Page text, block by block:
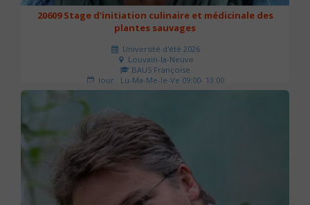
20609 Stage d'initiation culinaire et médicinale des
plantes sauvages
Université d'été 2026
Louvain-la-Neuve
BAUS Françoise
Jour : Lu-Ma-Me-Je-Ve 09:00- 13:00
Nombre de séances : 3